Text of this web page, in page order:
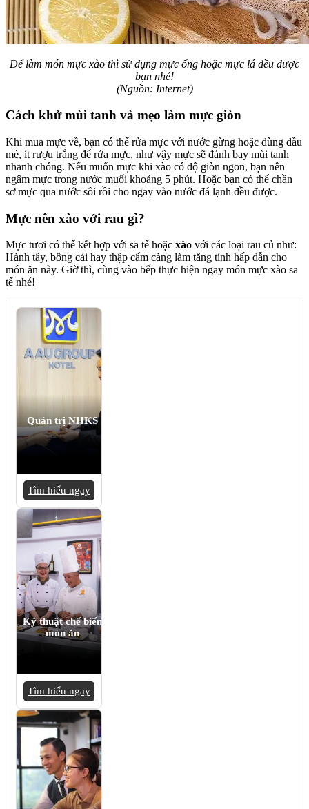
Để làm món mực xào thì sử dụng mực ống hoặc mực lá đều được
bạn nhé!
(Nguồn: Internet)
Cách khử mùi tanh và mẹo làm mực giòn
Khi mua mực về, bạn có thể rửa mực với nước gừng hoặc dùng dầu
mè, ít rượu trắng để rửa mực, như vậy mực sẽ đánh bay mùi tanh
nhanh chóng. Nếu muốn mực khi xào có độ giòn ngon, bạn nên
ngâm mực trong nước muối khoảng 5 phút. Hoặc bạn có thể chần
sơ mực qua nước sôi rồi cho ngay vào nước đá lạnh đều được.
Mực nên xào với rau gì?
Mực tươi có thể kết hợp với sa tế hoặc xào với các loại rau củ như:
Hành tây, bông cải hay thập cẩm càng làm tăng tính hấp dẫn cho
món ăn này. Giờ thì, cùng vào bếp thực hiện ngay món mực xào sa
tế nhé!
Quản trị NHKS
Tìm hiểu ngay
Kỹ thuật chế biến
món ăn
Tìm hiểu ngay